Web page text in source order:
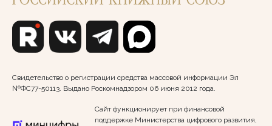
Свидетельство о регистрации средства массовой информации Эл
№ФС77-50113. Выдано Роскомнадзором 06 июня 2012 года.
Сайт функционирует при финансовой
поддержке Министерства цифрового развития,